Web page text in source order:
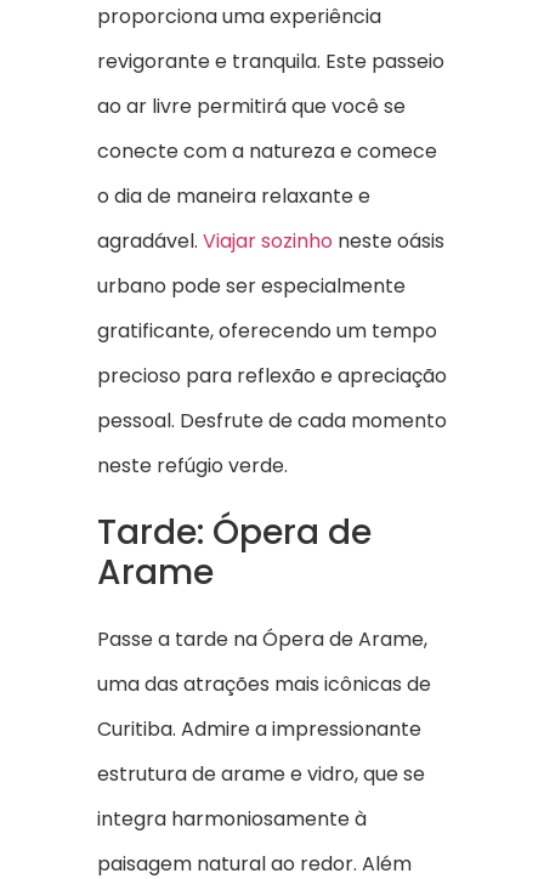
proporciona uma experiência
revigorante e tranquila. Este passeio
ao ar livre permitirá que você se
conecte com a natureza e comece
o dia de maneira relaxante e
agradável. Viajar sozinho neste oásis
urbano pode ser especialmente
gratificante, oferecendo um tempo
precioso para reflexão e apreciação
pessoal. Desfrute de cada momento
neste refúgio verde.
Tarde: Ópera de
Arame
Passe a tarde na Ópera de Arame,
uma das atrações mais icônicas de
Curitiba. Admire a impressionante
estrutura de arame e vidro, que se
integra harmoniosamente à
paisagem natural ao redor. Além